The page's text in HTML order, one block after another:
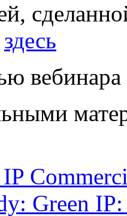
здесь
вебинара
Green